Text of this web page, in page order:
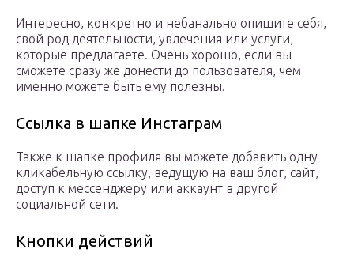
Интересно, конкретно и небанально опишите себя,
свой род деятельности, увлечения или услуги,
которые предлагаете. Очень хорошо, если вы
сможете сразу же донести до пользователя, чем
именно можете быть ему полезны.
Ссылка в шапке Инстаграм
Также к шапке профиля вы можете добавить одну
кликабельную ссылку, ведущую на ваш блог, сайт,
доступ к мессенджеру или аккаунт в другой
социальной сети.
Кнопки действий